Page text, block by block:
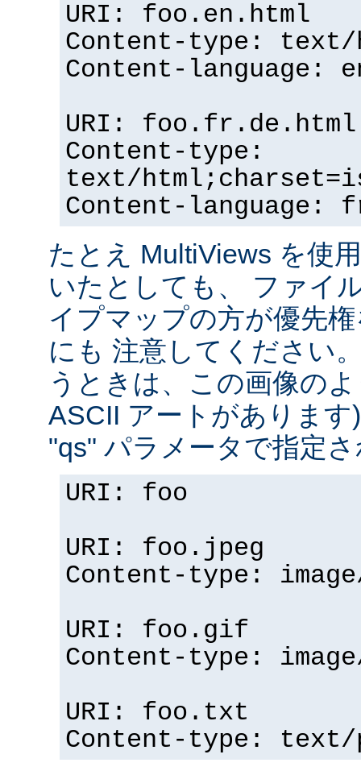
URI: foo.en.html
Content-type: text/
Content-language:
URI: foo.fr.de.html
Content-type:
text/
Content-language:
たとえ MultiViews を使
いたとしても、 ファイ
イプマップの方が優先
にも 注意してください
うときは、この画像の
ASCII アートがありま
"qs" パラメータで指定
URI: foo
URI: foo.jpeg
Content-type:
URI: foo.gif
Content-type:
URI: foo.txt
Content-type: